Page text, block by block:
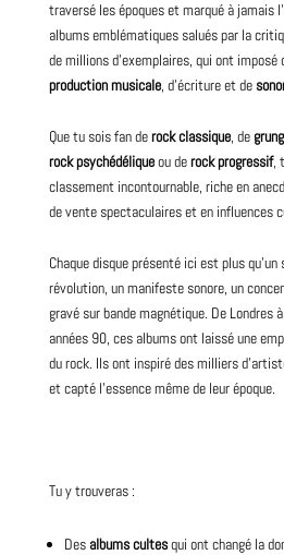
traversé les époques et marqué à jamais
albums emblématiques salués par la
de millions d’exemplaires, qui ont
production musicale, d’écriture et de
Que tu sois fan derock classique, de
rock psychédéliqueou derock progressif,
classement incontournable, riche en
de vente spectaculaires et en influences
Chaque disque présenté ici est plus qu’un
révolution, un manifeste sonore, un
gravé sur bande magnétique. De Londres
années 90, ces albums ont laissé une
du rock. Ils ont inspiré des milliers
et capté l’essence même de leur époque.
Tu y trouveras :
Desalbums cultesqui ont changé la